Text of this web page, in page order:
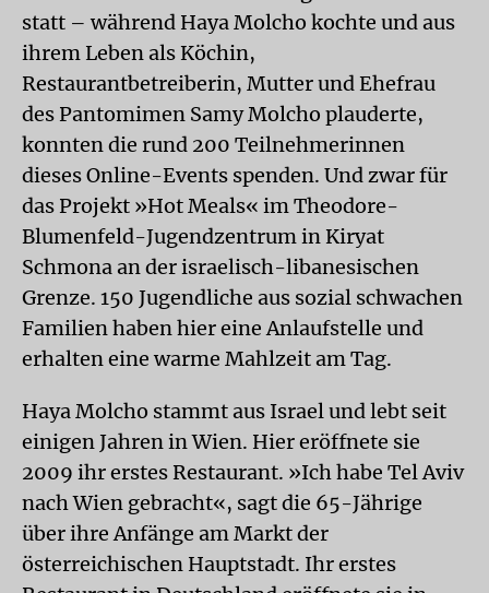
statt – während Haya Molcho kochte und aus
ihrem Leben als Köchin,
Restaurantbetreiberin, Mutter und Ehefrau
des Pantomimen Samy Molcho plauderte,
konnten die rund 200 Teilnehmerinnen
dieses Online-Events spenden. Und zwar für
das Projekt »Hot Meals« im Theodore-
Blumenfeld-Jugendzentrum in Kiryat
Schmona an der israelisch-libanesischen
Grenze. 150 Jugendliche aus sozial schwachen
Familien haben hier eine Anlaufstelle und
erhalten eine warme Mahlzeit am Tag.
Haya Molcho stammt aus Israel und lebt seit
einigen Jahren in Wien. Hier eröffnete sie
2009 ihr erstes Restaurant. »Ich habe Tel Aviv
nach Wien gebracht«, sagt die 65-Jährige
über ihre Anfänge am Markt der
österreichischen Hauptstadt. Ihr erstes